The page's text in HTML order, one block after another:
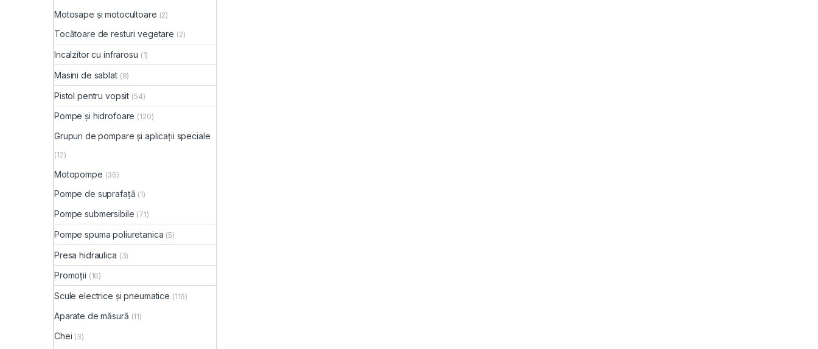
Motosape și motocultoare (2)
Tocătoare de resturi vegetare (2)
Incalzitor cu infrarosu (1)
Masini de sablat (8)
Pistol pentru vopsit (54)
Pompe și hidrofoare (120)
Grupuri de pompare și aplicații speciale
(12)
Motopompe (36)
Pompe de suprafață (1)
Pompe submersibile (71)
Pompe spuma poliuretanica (5)
Presa hidraulica (3)
Promoții (16)
Scule electrice și pneumatice (116)
Aparate de măsură (11)
Chei (3)